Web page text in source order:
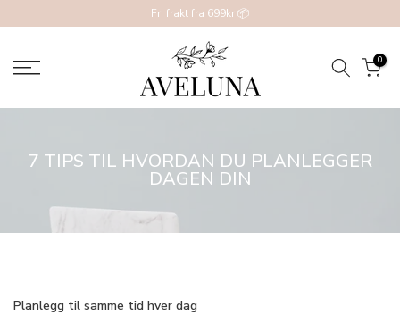
til
Fri frakt fra 699kr 📦
0
7 TIPS TIL HVORDAN DU PLANLEGGER
DAGEN DIN
Planlegg til samme tid hver dag